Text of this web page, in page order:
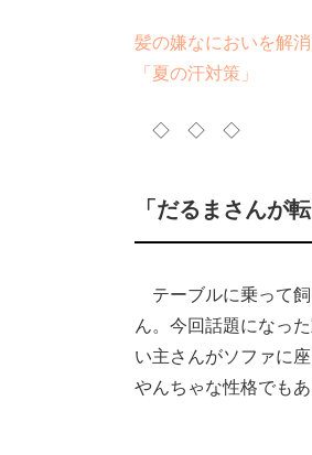
髪の嫌なにおいを解
「夏の汗対策」
◇ ◇ ◇
「だるまさんが
テーブルに乗って飼
ん。今回話題になっ
い主さんがソファに
やんちゃな性格でもあ